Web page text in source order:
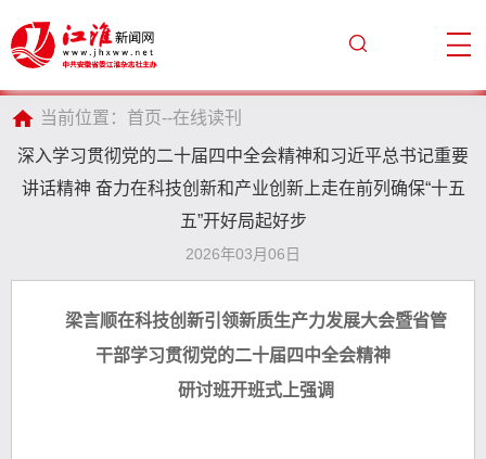
当前位置： 首页--在线读刊
深入学习贯彻党的二十届四中全会精神和习近平总书记重要
讲话精神 奋力在科技创新和产业创新上走在前列确保“十五
五”开好局起好步
2026年03月06日
梁言顺在科技创新引领新质生产力发展大会暨省管
干部学习贯彻党的二十届四中全会精神
研讨班开班式上强调